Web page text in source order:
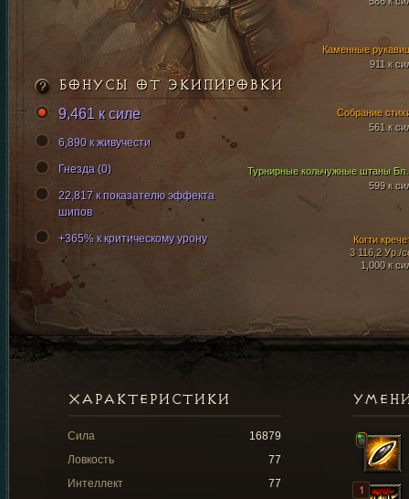
Каменные
911 к
599 к
Когти
3 116,2 Ур./
1,000 к
Собрание
561 к
БОНУСЫ ОТ ЭКИПИРОВКИ
9,461 к силе
6,890 к живучести
Гнезда (0)
22,817 к показателю эффекта
шипов
+365% к критическому урону
ХАРАКТЕРИСТИКИ
Сила
16879
Ловкость
77
Интеллект
77